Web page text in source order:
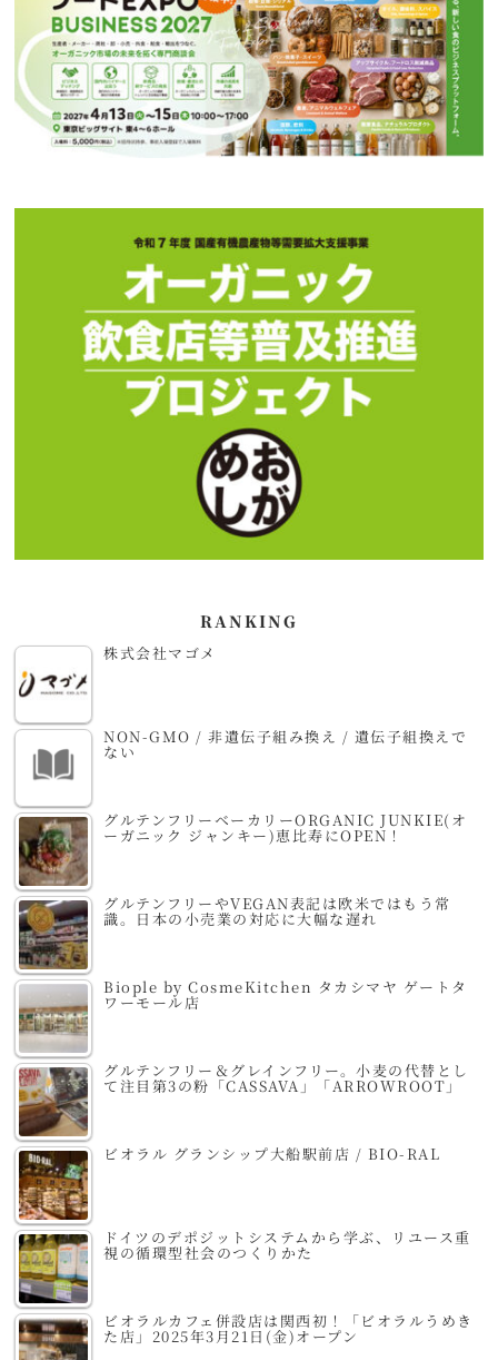
RANKING
株式会社マゴメ
NON-GMO / 非遺伝子組み換え / 遺伝子組換えで
ない
グルテンフリーベーカリーORGANIC JUNKIE(オ
ーガニック ジャンキー)恵比寿にOPEN！
グルテンフリーやVEGAN表記は欧米ではもう常
識。日本の小売業の対応に大幅な遅れ
Biople by CosmeKitchen タカシマヤ ゲートタ
ワーモール店
グルテンフリー＆グレインフリー。小麦の代替とし
て注目第3の粉「CASSAVA」「ARROWROOT」
ビオラル グランシップ大船駅前店 / BIO-RAL
ドイツのデポジットシステムから学ぶ、リユース重
視の循環型社会のつくりかた
ビオラルカフェ併設店は関西初！「ビオラルうめき
た店」2025年3月21日(金)オープン